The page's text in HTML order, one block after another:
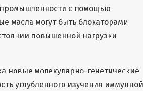
промышленности с помощью
масла могут быть блокаторами
повышенной нагрузки
новые молекулярно-генетические
углубленного изучения иммунной